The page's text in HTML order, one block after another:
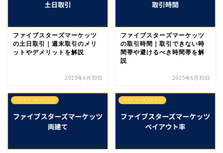
ファイブスターズマーケッツ
の土日取引｜週末取引のメリ
ットやデメリットを解説
2025年6月30日
ファイブスターズマーケッツ
の取引時間｜取引できない時
間帯や避けるべき時間帯を解
説
2025年6月30日
バイナリーオプション バイナリーオプション